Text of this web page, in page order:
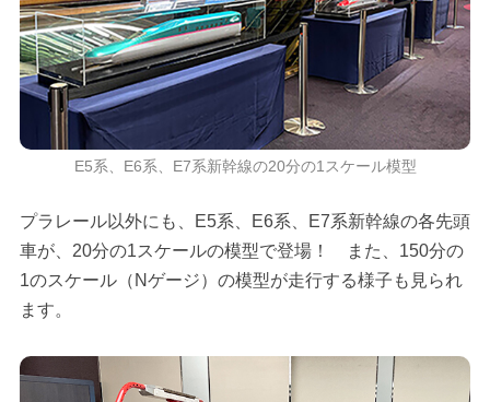
E5系、E6系、E7系新幹線の20分の1スケール模型
プラレール以外にも、E5系、E6系、E7系新幹線の各先頭
車が、20分の1スケールの模型で登場！ また、150分の
1のスケール（Nゲージ）の模型が走行する様子も見られ
ます。